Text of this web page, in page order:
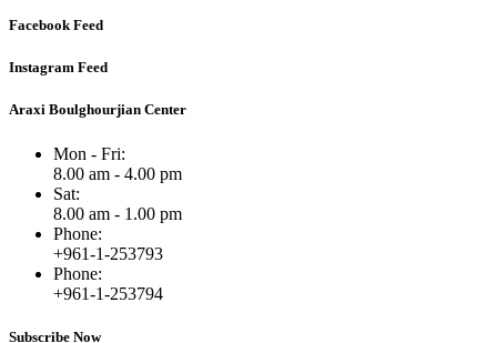
Facebook Feed
Instagram Feed
Araxi Boulghourjian Center
Mon - Fri:
8.00 am - 4.00 pm
Sat:
8.00 am - 1.00 pm
Phone:
+961-1-253793
Phone:
+961-1-253794
Subscribe Now